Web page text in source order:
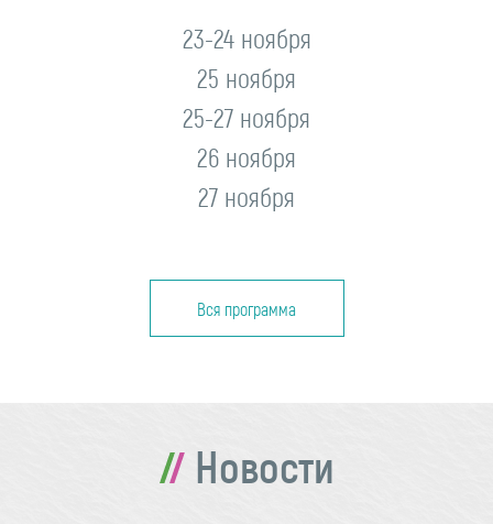
23-24 ноября
25 ноября
25-27 ноября
26 ноября
27 ноября
Вся программа
Новости